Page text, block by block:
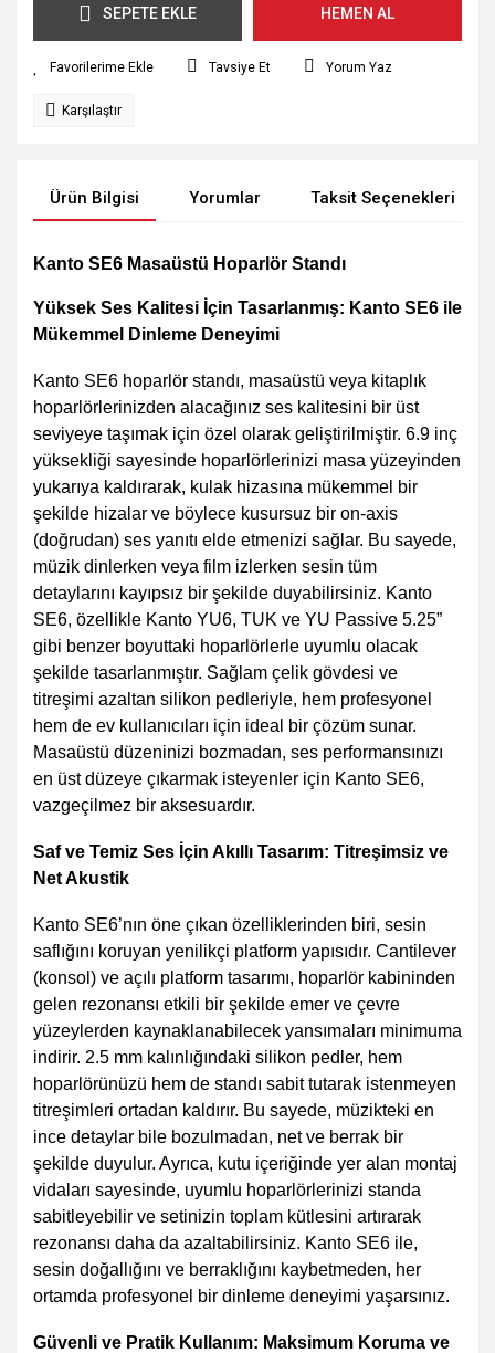
SEPETE EKLE HEMEN AL
Tavsiye Et Yorum Yaz
Karşılaştır
Ürün Bilgisi Yorumlar Taksit Seçenekleri
Kanto SE6 Masaüstü Hoparlör Standı
Yüksek Ses Kalitesi İçin Tasarlanmış: Kanto SE6 ile
Mükemmel Dinleme Deneyimi
Kanto SE6 hoparlör standı, masaüstü veya kitaplık
hoparlörlerinizden alacağınız ses kalitesini bir üst
seviyeye taşımak için özel olarak geliştirilmiştir. 6.9 inç
yüksekliği sayesinde hoparlörlerinizi masa yüzeyinden
yukarıya kaldırarak, kulak hizasına mükemmel bir
şekilde hizalar ve böylece kusursuz bir on-axis
(doğrudan) ses yanıtı elde etmenizi sağlar. Bu sayede,
müzik dinlerken veya film izlerken sesin tüm
detaylarını kayıpsız bir şekilde duyabilirsiniz. Kanto
SE6, özellikle Kanto YU6, TUK ve YU Passive 5.25”
gibi benzer boyuttaki hoparlörlerle uyumlu olacak
şekilde tasarlanmıştır. Sağlam çelik gövdesi ve
titreşimi azaltan silikon pedleriyle, hem profesyonel
hem de ev kullanıcıları için ideal bir çözüm sunar.
Masaüstü düzeninizi bozmadan, ses performansınızı
en üst düzeye çıkarmak isteyenler için Kanto SE6,
vazgeçilmez bir aksesuardır.
Saf ve Temiz Ses İçin Akıllı Tasarım: Titreşimsiz ve
Net Akustik
Kanto SE6’nın öne çıkan özelliklerinden biri, sesin
saflığını koruyan yenilikçi platform yapısıdır. Cantilever
(konsol) ve açılı platform tasarımı, hoparlör kabininden
gelen rezonansı etkili bir şekilde emer ve çevre
yüzeylerden kaynaklanabilecek yansımaları minimuma
indirir. 2.5 mm kalınlığındaki silikon pedler, hem
hoparlörünüzü hem de standı sabit tutarak istenmeyen
titreşimleri ortadan kaldırır. Bu sayede, müzikteki en
ince detaylar bile bozulmadan, net ve berrak bir
şekilde duyulur. Ayrıca, kutu içeriğinde yer alan montaj
vidaları sayesinde, uyumlu hoparlörlerinizi standa
sabitleyebilir ve setinizin toplam kütlesini artırarak
rezonansı daha da azaltabilirsiniz. Kanto SE6 ile,
sesin doğallığını ve berraklığını kaybetmeden, her
ortamda profesyonel bir dinleme deneyimi yaşarsınız.
Güvenli ve Pratik Kullanım: Maksimum Koruma ve